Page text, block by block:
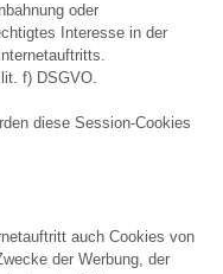
oder
Interesse in der
f) DSGVO.
diese Session-Cookies
auch Cookies von
der Werbung, der